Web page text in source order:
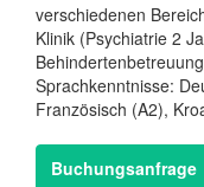
verschiedenen
Klinik (Psychiatrie 2
Sprachkenntnisse:
Französisch (A2),
Buchungsanfrage